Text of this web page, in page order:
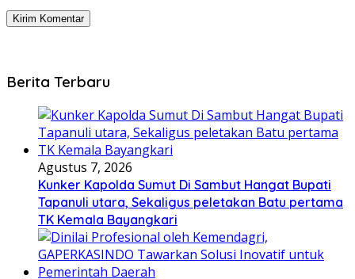
Berita Terbaru
Agustus 7, 2026
Kunker Kapolda Sumut Di Sambut Hangat Bupati
Tapanuli utara, Sekaligus peletakan Batu pertama
TK Kemala Bayangkari